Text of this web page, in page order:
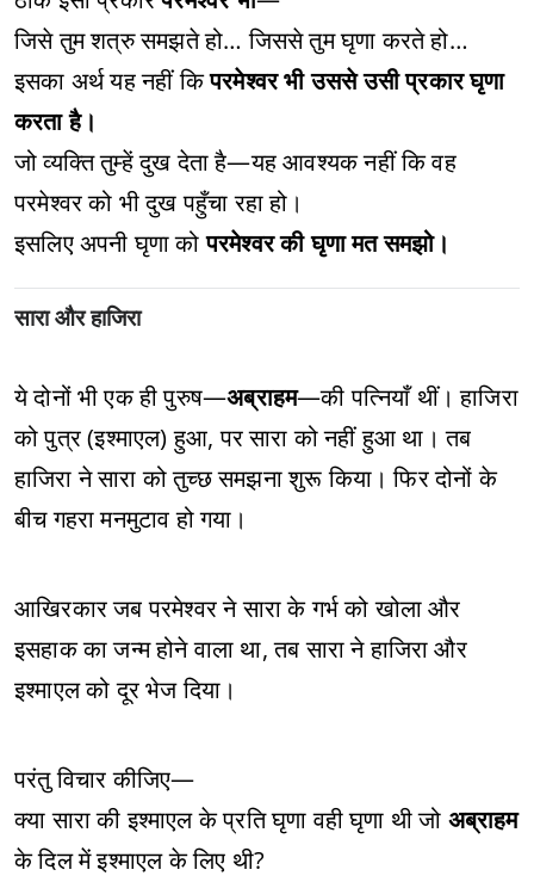
जिसे तुम शत्रु समझते हो… जिससे तुम घृणा करते हो…
इसका अर्थ यह नहीं किपरमेश्वर भी उससे उसी प्रकार घृणा
करता है।
जो व्यक्ति तुम्हें दुख देता है—यह आवश्यक नहीं कि वह
परमेश्वर को भी दुख पहुँचा रहा हो।
इसलिए अपनी घृणा कोपरमेश्वर की घृणा मत समझो।
सारा और हाजिरा
ये दोनों भी एक ही पुरुष—अब्राहम—की पत्नियाँ थीं। हाजिरा
को पुत्र (इश्माएल) हुआ, पर सारा को नहीं हुआ था। तब
हाजिरा ने सारा को तुच्छ समझना शुरू किया। फिर दोनों के
बीच गहरा मनमुटाव हो गया।
आखिरकार जब परमेश्वर ने सारा के गर्भ को खोला और
इसहाक का जन्म होने वाला था, तब सारा ने हाजिरा और
इश्माएल को दूर भेज दिया।
परंतु विचार कीजिए—
क्या सारा की इश्माएल के प्रति घृणा वही घृणा थी जो अब्राहम
के दिल में इश्माएल के लिए थी?